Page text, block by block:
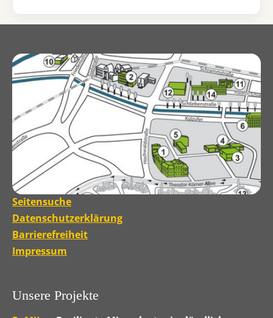
Seitensuche
Datenschutzerklärung
Barrierefreiheit
Impressum
Unsere Projekte